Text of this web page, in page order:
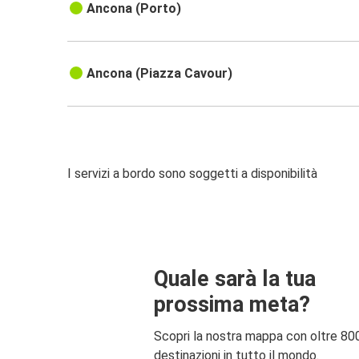
Ancona (Porto)
Ancona (Piazza Cavour)
I servizi a bordo sono soggetti a disponibilità
Quale sarà la tua
prossima meta?
Scopri la nostra mappa con oltre
destinazioni in tutto il mondo.